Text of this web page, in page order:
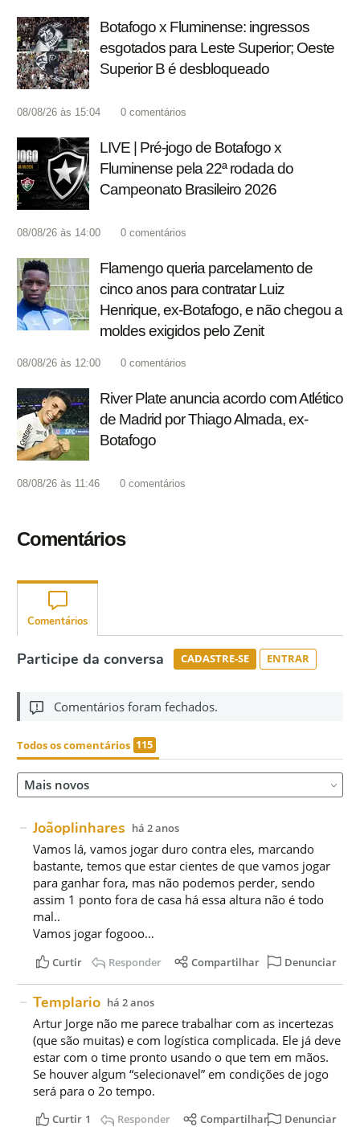
Botafogo x Fluminense: ingressos
esgotados para Leste Superior; Oeste
Superior B é desbloqueado
08/08/26 às 15:04 0 comentários
LIVE | Pré-jogo de Botafogo x
Fluminense pela 22ª rodada do
Campeonato Brasileiro 2026
08/08/26 às 14:00 0 comentários
Flamengo queria parcelamento de
cinco anos para contratar Luiz
Henrique, ex-Botafogo, e não chegou a
moldes exigidos pelo Zenit
08/08/26 às 12:00 0 comentários
River Plate anuncia acordo com Atlético
de Madrid por Thiago Almada, ex-
Botafogo
08/08/26 às 11:46 0 comentários
Comentários